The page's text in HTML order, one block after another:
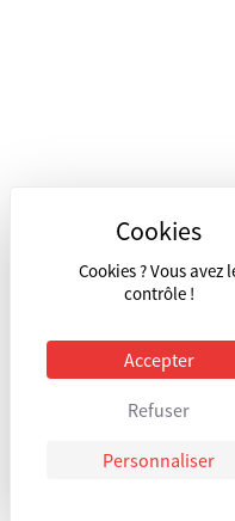
Cookies ? Vous avez
contrôle !
Accepter
Refuser
Personnaliser